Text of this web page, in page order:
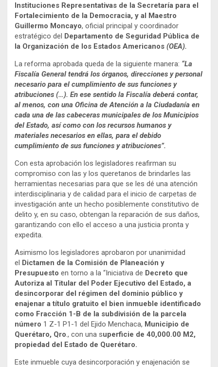
Instituciones Representativas de la Secretaría para el
Fortalecimiento de la Democracia, y al Maestro
Guillermo Moncayo, oficial principal y coordinador
estratégico del Departamento de Seguridad Pública de
la Organización de los Estados Americanos (OEA).
La reforma aprobada queda de la siguiente manera: “La
Fiscalía General tendrá los órganos, direcciones y personal
necesario para el cumplimiento de sus funciones y
atribuciones (…). En ese sentido la Fiscalía deberá contar,
al menos, con una Oficina de Atención a la Ciudadanía en
cada una de las cabeceras municipales de los Municipios
del Estado, así como con los recursos humanos y
materiales necesarios en ellas, para el debido
cumplimiento de sus funciones y atribuciones”.
Con esta aprobación los legisladores reafirman su
compromiso con las y los queretanos de brindarles las
herramientas necesarias para que se les dé una atención
interdisciplinaria y de calidad para el inicio de carpetas de
investigación ante un hecho posiblemente constitutivo de
delito y, en su caso, obtengan la reparación de sus daños,
garantizando con ello el acceso a una justicia pronta y
expedita.
Asimismo los legisladores aprobaron por unanimidad
el Dictamen de la Comisión de Planeación y
Presupuesto en torno a la “Iniciativa de Decreto que
Autoriza al Titular del Poder Ejecutivo del Estado, a
desincorporar del régimen del dominio público y
enajenar a título gratuito el bien inmueble identificado
como Fracción 1-B de la subdivisión de la parcela
número 1 Z-1 P1-1 del Ejido Menchaca, Municipio de
Querétaro, Qro ., con una superficie de 40,000.00 M2,
propiedad del Estado de Querétaro.
Este inmueble cuya desincorporación y enajenación se